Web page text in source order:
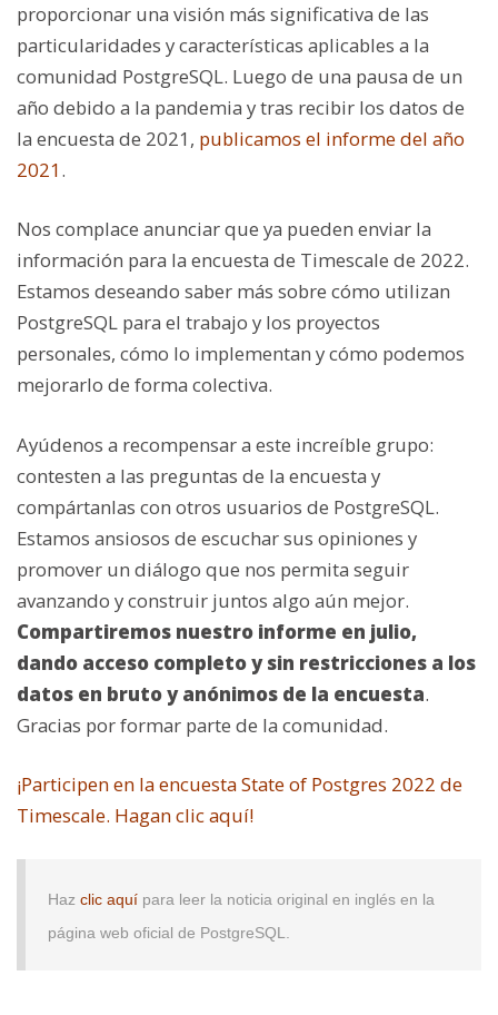
proporcionar una visión más significativa de las
particularidades y características aplicables a la
comunidad PostgreSQL. Luego de una pausa de un
año debido a la pandemia y tras recibir los datos de
la encuesta de 2021, publicamos el informe del año
2021.
Nos complace anunciar que ya pueden enviar la
información para la encuesta de Timescale de 2022.
Estamos deseando saber más sobre cómo utilizan
PostgreSQL para el trabajo y los proyectos
personales, cómo lo implementan y cómo podemos
mejorarlo de forma colectiva.
Ayúdenos a recompensar a este increíble grupo:
contesten a las preguntas de la encuesta y
compártanlas con otros usuarios de PostgreSQL.
Estamos ansiosos de escuchar sus opiniones y
promover un diálogo que nos permita seguir
avanzando y construir juntos algo aún mejor.
Compartiremos nuestro informe en julio,
dando acceso completo y sin restricciones a los
datos en bruto y anónimos de la encuesta.
Gracias por formar parte de la comunidad.
¡Participen en la encuesta State of Postgres 2022 de
Timescale. Hagan clic aquí!
Haz clic aquí para leer la noticia original en inglés en la
página web oficial de PostgreSQL.